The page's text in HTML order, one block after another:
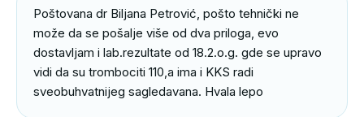
Poštovana dr Biljana Petrović, pošto tehnički ne
može da se pošalje više od dva priloga, evo
dostavljam i lab.rezultate od 18.2.o.g. gde se upravo
vidi da su trombociti 110,a ima i KKS radi
sveobuhvatnijeg sagledavana. Hvala lepo